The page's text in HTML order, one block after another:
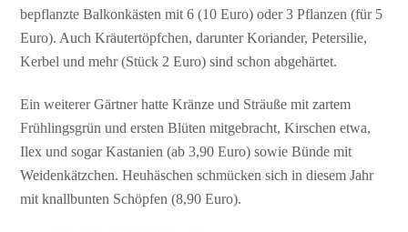
bepflanzte Balkonkästen mit 6 (10 Euro) oder 3 Pflanzen (für 5
Euro). Auch Kräutertöpfchen, darunter Koriander, Petersilie,
Kerbel und mehr (Stück 2 Euro) sind schon abgehärtet.
Ein weiterer Gärtner hatte Kränze und Sträuße mit zartem
Frühlingsgrün und ersten Blüten mitgebracht, Kirschen etwa,
Ilex und sogar Kastanien (ab 3,90 Euro) sowie Bünde mit
Weidenkätzchen. Heuhäschen schmücken sich in diesem Jahr
mit knallbunten Schöpfen (8,90 Euro).